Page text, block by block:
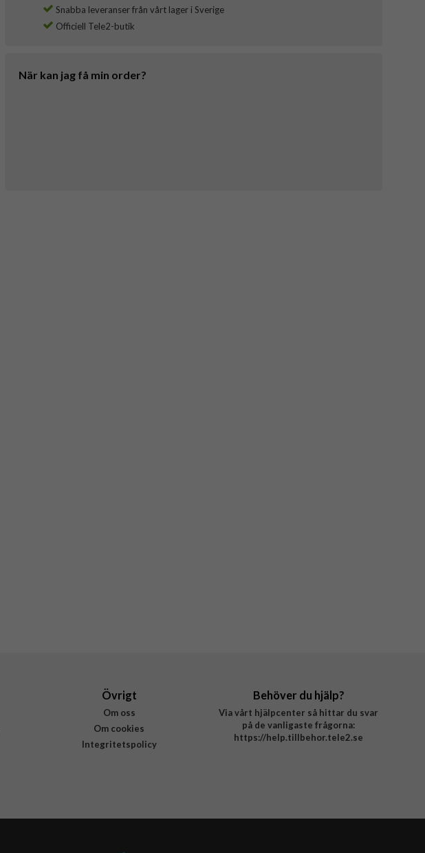
Snabba leveranser från vårt lager i Sverige
Officiell Tele2-butik
När kan jag få min order?
Övrigt
Om oss
Om cookies
Integritetspolicy
Behöver du hjälp?
Via vårt hjälpcenter så hittar du svar
på de vanligaste frågorna:
https://help.tillbehor.tele2.se